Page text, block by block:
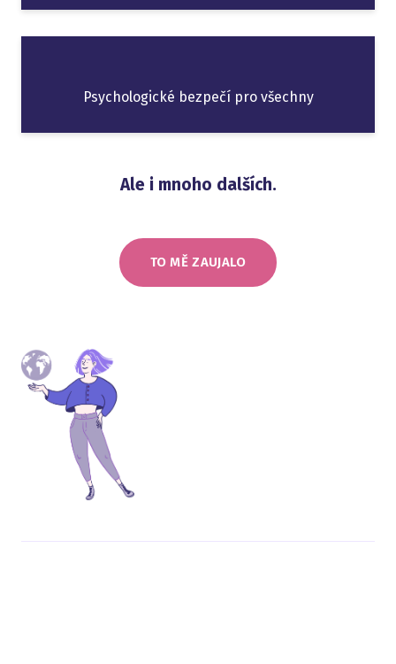
Psychologické bezpečí pro všechny
Ale i mnoho dalších.
TO MĚ ZAUJALO